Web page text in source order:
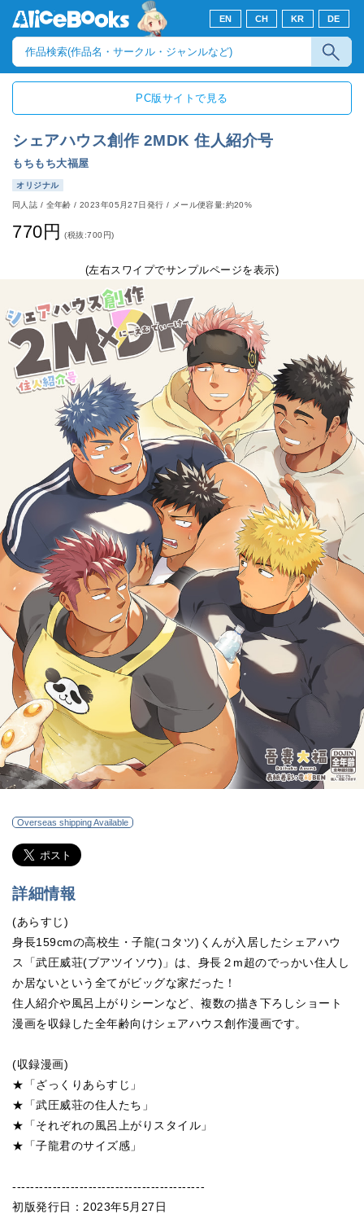
EN CH KR DE
PC版サイトで見る
シェアハウス創作 2MDK 住人紹介号
もちもち大福屋
オリジナル
同人誌 / 全年齢/2023年05月27日発行 / メール便容量:約20%
770円 (税抜:700円)
(左右スワイプでサンプルページを表示)
Overseas shipping Available
詳細情報
(あらすじ)
身長159cmの高校生・子龍(コタツ)くんが入居したシェアハウ
ス「武圧威荘(ブアツイソウ)」は、身長２m超のでっかい住人し
か居ないという全てがビッグな家だった！
住人紹介や風呂上がりシーンなど、複数の描き下ろしショート
漫画を収録した全年齢向けシェアハウス創作漫画です。
(収録漫画)
★「ざっくりあらすじ」
★「武圧威荘の住人たち」
★「それぞれの風呂上がりスタイル」
★「子龍君のサイズ感」
-------------------------------------------
初版発行日：2023年5月27日